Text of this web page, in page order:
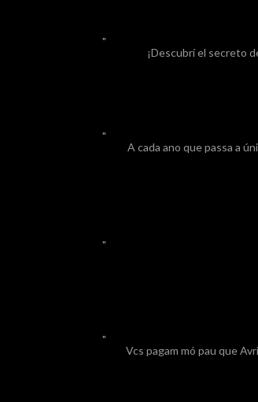
¡Descubrí el secreto
A cada ano que passa a
Vcs pagam mó pau que